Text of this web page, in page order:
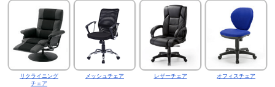
リクライニング
チェア
メッシュチェア レザーチェア オフィスチェア